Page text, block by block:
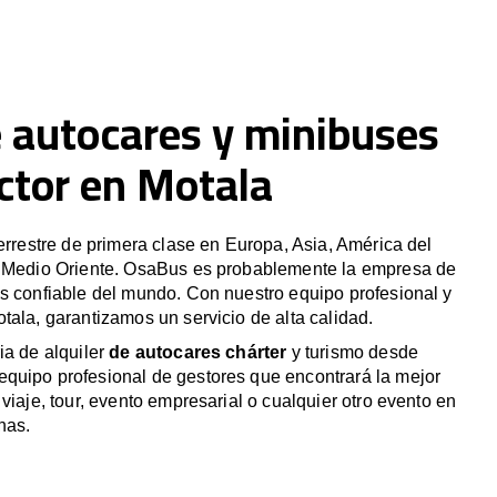
y minibuses
en Motala
de primera clase en Europa, Asia, América del
Oriente. OsaBus es probablemente la empresa de
confiable del mundo. Con nuestro equipo profesional y
garantizamos un servicio de alta calidad.
de alquilerde autocares chárter y turismo desde
profesional de gestores que encontrará la mejor
tour, evento empresarial o cualquier otro evento en